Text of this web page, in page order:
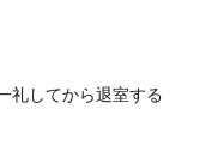
礼してから退室する